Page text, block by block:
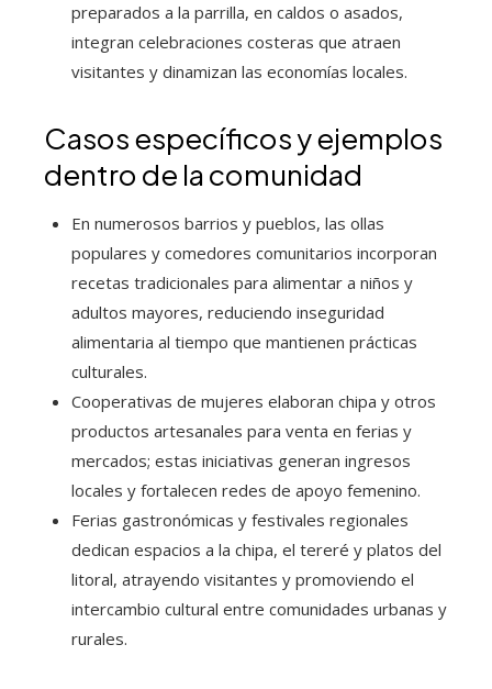
preparados a la parrilla, en caldos o asados,
integran celebraciones costeras que atraen
visitantes y dinamizan las economías locales.
Casos específicos y ejemplos
dentro de la comunidad
En numerosos barrios y pueblos, las ollas
populares y comedores comunitarios incorporan
recetas tradicionales para alimentar a niños y
adultos mayores, reduciendo inseguridad
alimentaria al tiempo que mantienen prácticas
culturales.
Cooperativas de mujeres elaboran chipa y otros
productos artesanales para venta en ferias y
mercados; estas iniciativas generan ingresos
locales y fortalecen redes de apoyo femenino.
Ferias gastronómicas y festivales regionales
dedican espacios a la chipa, el tereré y platos del
litoral, atrayendo visitantes y promoviendo el
intercambio cultural entre comunidades urbanas y
rurales.